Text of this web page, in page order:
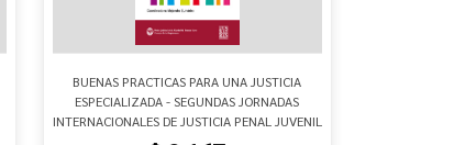
BUENAS PRACTICAS PARA UNA JUSTICIA
ESPECIALIZADA - SEGUNDAS JORNADAS
INTERNACIONALES DE JUSTICIA PENAL JUVENIL